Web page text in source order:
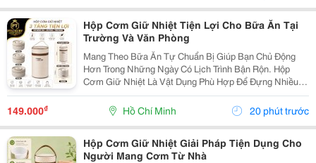
Hộp Cơm Giữ Nhiệt Tiện Lợi Cho Bữa Ăn Tại
Trường Và Văn Phòng
Mang Theo Bữa Ăn Tự Chuẩn Bị Giúp Bạn Chủ Động
Hơn Trong Những Ngày Có Lịch Trình Bận Rộn. Hộp
Cơm Giữ Nhiệt Là Vật Dụng Phù Hợp Để Đựng Nhiều
Món Ăn, Dễ Dàng Mang Theo Khi Đi Học, Đi Làm Hoặc
Tham Gia Các Hoạt Động Bên Ngoài. Lựa Chọn Hộp Có
Nhiều...
149.000₫ Hồ Chí Minh 20 phút trước
Hộp Cơm Giữ Nhiệt Giải Pháp Tiện Dụng Cho
Người Mang Cơm Từ Nhà